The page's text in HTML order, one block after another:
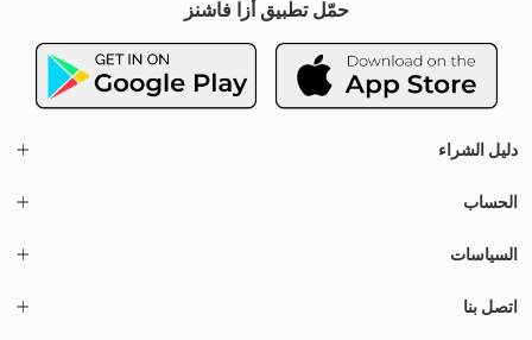
حمّل تطبيق أزا فاشنز
دليل الشراء
الحساب
السياسات
اتصل بنا